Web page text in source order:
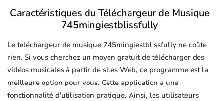
Caractéristiques du Téléchargeur de Musique
745mingiestblissfully
Le téléchargeur de musique 745mingiestblissfully ne coûte
rien. Si vous cherchez un moyen gratuit de télécharger des
vidéos musicales à partir de sites Web, ce programme est la
meilleure option pour vous. Cette application a une
fonctionnalité d'utilisation pratique. Ainsi, les utilisateurs